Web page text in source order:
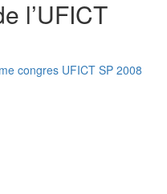
l’UFICT
congres UFICT SP 2008